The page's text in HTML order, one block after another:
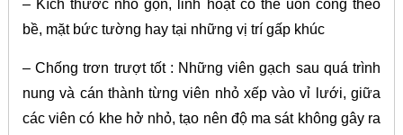
– Kích thước nhỏ gọn, linh hoạt có thể uốn cong theo
bề, mặt bức tường hay tại những vị trí gấp khúc
– Chống trơn trượt tốt : Những viên gạch sau quá trình
nung và cán thành từng viên nhỏ xếp vào vỉ lưới, giữa
các viên có khe hở nhỏ, tạo nên độ ma sát không gây ra